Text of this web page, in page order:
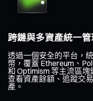
跨鏈與多資產統一
透過一個安全的平台，
幣，覆蓋 Ethereum、
和 Optimism 等主流區
查看資產餘額、追蹤交
產。